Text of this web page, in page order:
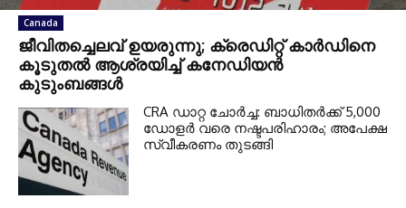
Canada
ജീവിതച്ചെലവ് ഉയരുന്നു; ക്രെഡിറ്റ് കാർഡിനെ
കൂടുതൽ ആശ്രയിച്ച് കനേഡിയൻ
കുടുംബങ്ങൾ
CRA ഡാറ്റ ചോർച്ച: ബാധിതർക്ക് 5,000
ഡോളർ വരെ നഷ്ടപരിഹാരം; അപേക്ഷ
സ്വീകരണം തുടങ്ങി